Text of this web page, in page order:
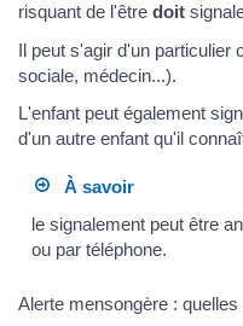
risquant de l'être doit
Il peut s'agir d'un particulier
sociale, médecin...).
L'enfant peut également
d'un autre enfant qu'il
À savoir
le signalement peut être
ou par téléphone.
Alerte mensongère :